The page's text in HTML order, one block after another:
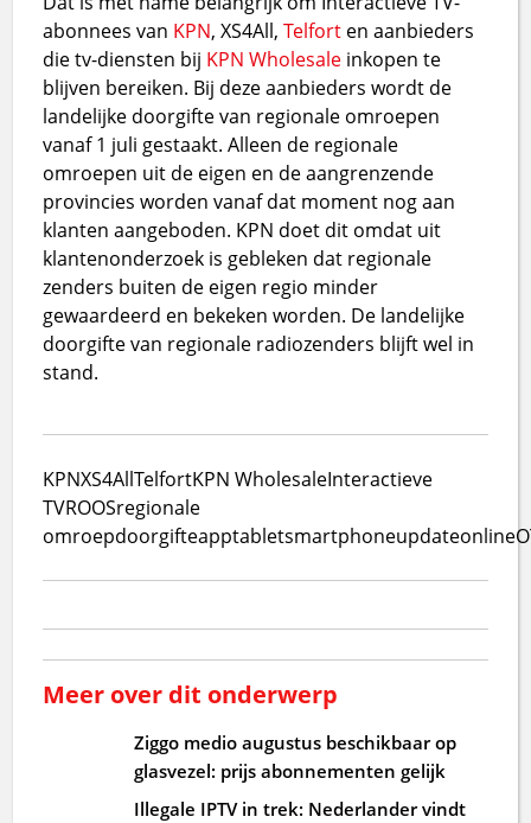
abonnees van KPN, XS4All,Telfort en aanbieders
die tv-diensten bij KPN Wholesale inkopen te
blijven bereiken. Bij deze aanbieders wordt de
landelijke doorgifte van regionale omroepen
vanaf 1 juli gestaakt. Alleen de regionale
omroepen uit de eigen en de aangrenzende
provincies worden vanaf dat moment nog aan
klanten aangeboden. KPN doet dit omdat uit
klantenonderzoek is gebleken dat regionale
zenders buiten de eigen regio minder
gewaardeerd en bekeken worden. De landelijke
doorgifte van regionale radiozenders blijft wel in
stand.
KPNXS4AllTelfortKPN WholesaleInteractieve
TVROOSregionale
omroepdoorgifteapptabletsmartphoneupdateonline
Meer over dit onderwerp
Ziggo medio augustus beschikbaar op
glasvezel: prijs abonnementen gelijk
Illegale IPTV in trek: Nederlander vindt